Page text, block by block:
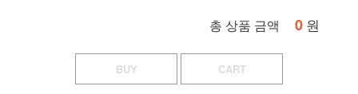
총 상품 금액 0 원
BUY CART